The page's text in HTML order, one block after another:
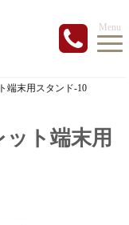
Menu
端末用スタンド-10
ト端末用